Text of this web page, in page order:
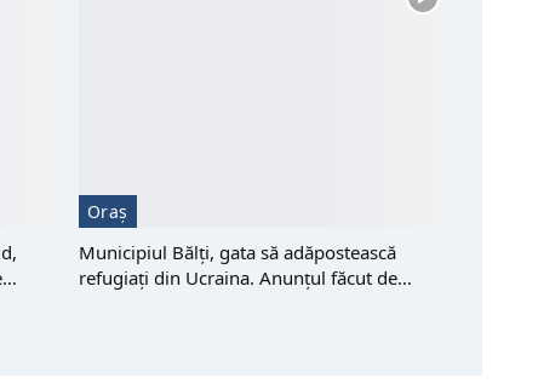
Oraș
Municipiul Bălți, gata să adăpostească
refugiați din Ucraina. Anunțul făcut de…